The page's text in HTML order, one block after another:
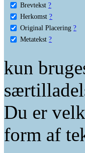
Brevtekst ?
Herkomst ?
Original Placering ?
Metatekst ?
kun
Du er
form af